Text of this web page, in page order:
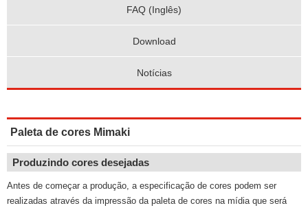
FAQ (Inglês)
Download
Notícias
Paleta de cores Mimaki
Produzindo cores desejadas
Antes de começar a produção, a especificação de cores podem ser
realizadas através da impressão da paleta de cores na mídia que será